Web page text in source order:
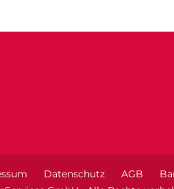
Datenschutz AGB